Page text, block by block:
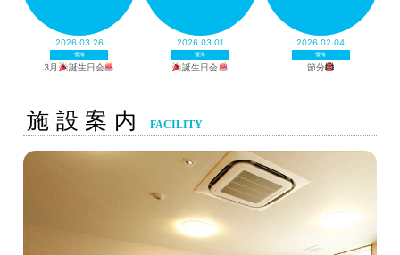
2026.03.26
優海
3月 誕生日会
2026.03.01
優海
誕生日会
2026.02.04
優海
節分
施設案内 FACILITY